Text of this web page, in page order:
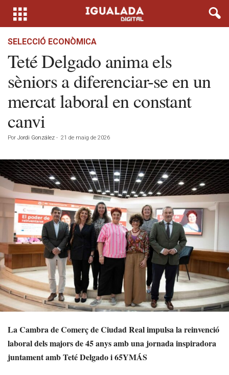
SELECCIÓ ECONÒMICA
Teté Delgado anima els
sèniors a diferenciar-se en un
mercat laboral en constant
canvi
Por Jordi González - 21 de maig de 2026
La Cambra de Comerç de Ciudad Real impulsa la reinvenció
laboral dels majors de 45 anys amb una jornada inspiradora
juntament amb Teté Delgado i 65YMÁS